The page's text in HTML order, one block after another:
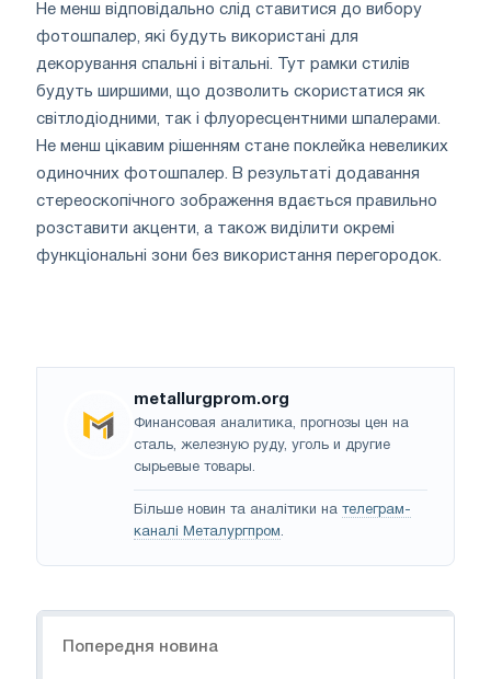
Не менш відповідально слід ставитися до вибору
фотошпалер, які будуть використані для
декорування спальні і вітальні. Тут рамки стилів
будуть ширшими, що дозволить скористатися як
світлодіодними, так і флуоресцентними шпалерами.
Не менш цікавим рішенням стане поклейка невеликих
одиночних фотошпалер. В результаті додавання
стереоскопічного зображення вдається правильно
розставити акценти, а також виділити окремі
функціональні зони без використання перегородок.
metallurgprom.org
Финансовая аналитика, прогнозы цен на
сталь, железную руду, уголь и другие
сырьевые товары.
Більше новин та аналітики на телеграм-
каналі Металургпром.
Попередня новина